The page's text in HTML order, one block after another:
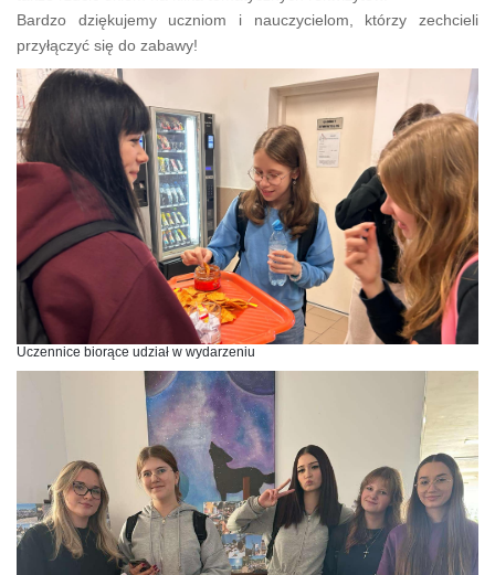
Bardzo dziękujemy uczniom i nauczycielom, którzy zechcieli
przyłączyć się do zabawy!
Uczennice biorące udział w wydarzeniu